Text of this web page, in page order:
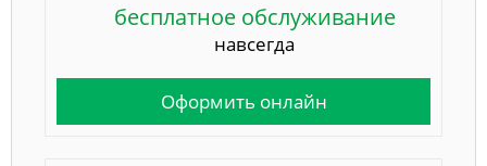
бесплатное обслуживание
навсегда
Оформить онлайн